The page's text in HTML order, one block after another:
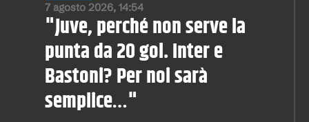
7 agosto 2026, 14:54
"Juve, perché non serve la
punta da 20 gol. Inter e
Bastoni? Per noi sarà
semplice…"